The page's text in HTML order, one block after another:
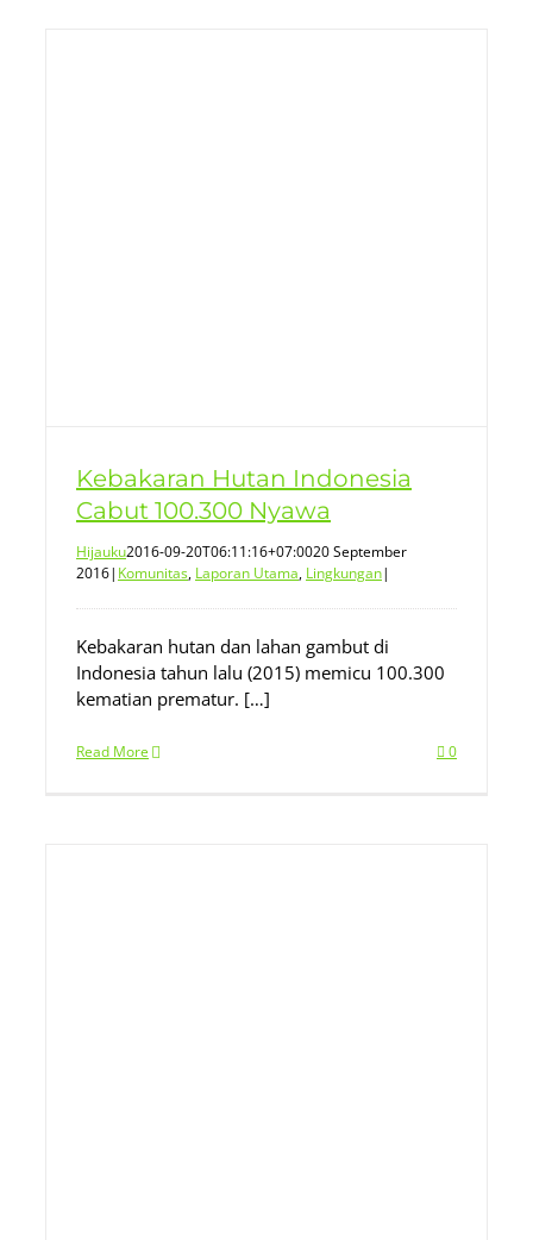
Kebakaran Hutan Indonesia
Cabut 100.300 Nyawa
Hijauku2016-09-20T06:11:16+07:0020 September
2016| Komunitas, Laporan Utama, Lingkungan|
Kebakaran hutan dan lahan gambut di
Indonesia tahun lalu (2015) memicu 100.300
kematian prematur. […]
Read More 0